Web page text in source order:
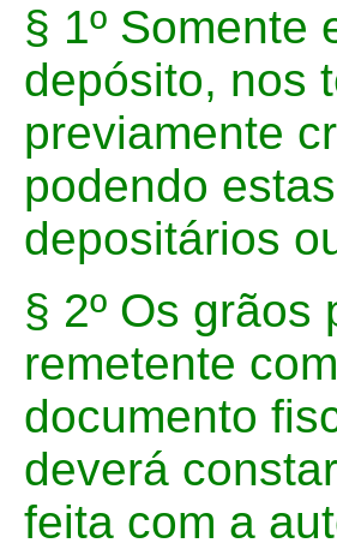
§ 1º Somente
depósito, nos
previamente
podendo
depositários
§ 2º Os
remetente
documento
deverá
feita com a